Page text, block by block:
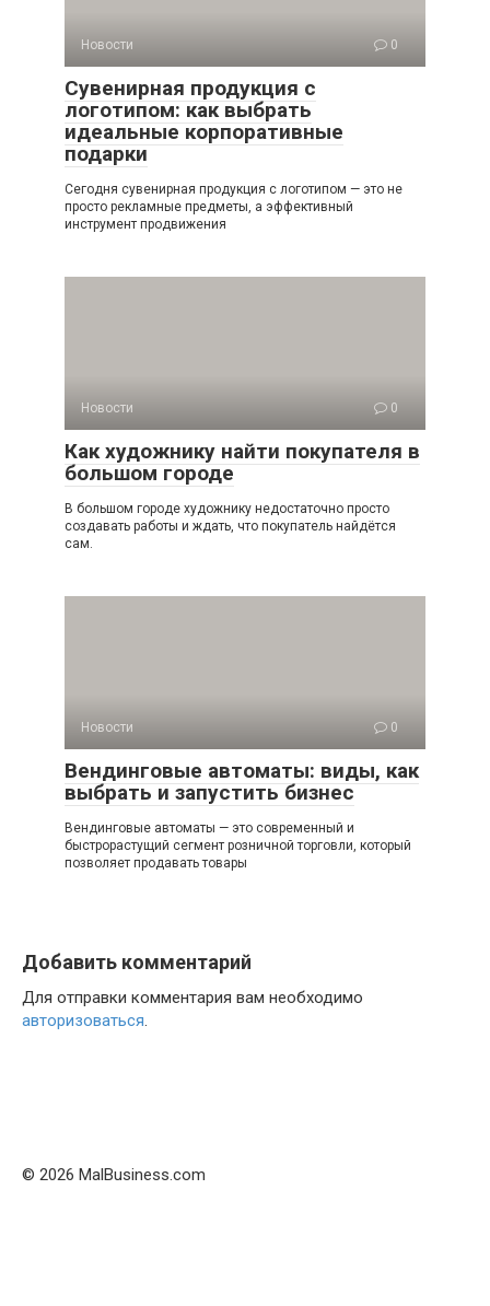
Новости 0
Сувенирная продукция с
логотипом: как выбрать
идеальные корпоративные
подарки
Сегодня сувенирная продукция с логотипом — это не
просто рекламные предметы, а эффективный
инструмент продвижения
Новости 0
Как художнику найти покупателя в
большом городе
В большом городе художнику недостаточно просто
создавать работы и ждать, что покупатель найдётся
сам.
Новости 0
Вендинговые автоматы: виды, как
выбрать и запустить бизнес
Вендинговые автоматы — это современный и
быстрорастущий сегмент розничной торговли, который
позволяет продавать товары
Добавить комментарий
Для отправки комментария вам необходимо
авторизоваться.
© 2026 MalBusiness.com